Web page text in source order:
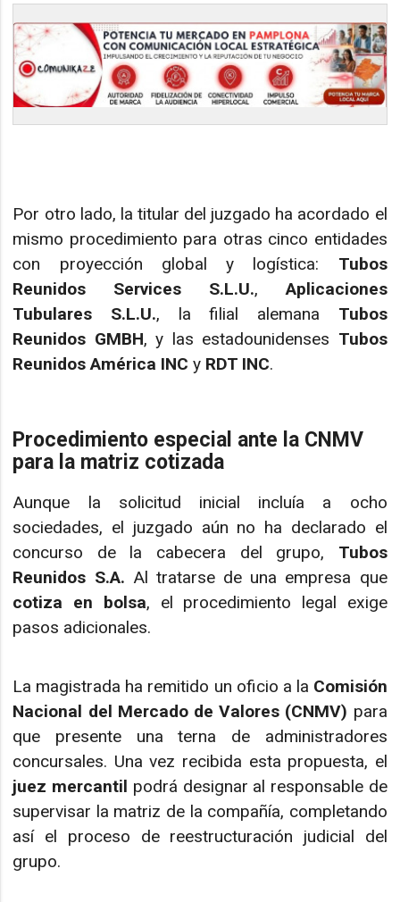
Por otro lado, la titular del juzgado ha acordado el
mismo procedimiento para otras cinco entidades
con proyección global y logística: Tubos
Reunidos Services S.L.U.,Aplicaciones
Tubulares S.L.U., la filial alemana Tubos
Reunidos GMBH, y las estadounidenses Tubos
Reunidos América INC y RDT INC.
Procedimiento especial ante la CNMV
para la matriz cotizada
Aunque la solicitud inicial incluía a ocho
sociedades, el juzgado aún no ha declarado el
concurso de la cabecera del grupo, Tubos
Reunidos S.A. Al tratarse de una empresa que
cotiza en bolsa, el procedimiento legal exige
pasos adicionales.
La magistrada ha remitido un oficio a la Comisión
Nacional del Mercado de Valores (CNMV) para
que presente una terna de administradores
concursales. Una vez recibida esta propuesta, el
juez mercantil podrá designar al responsable de
supervisar la matriz de la compañía, completando
así el proceso de reestructuración judicial del
grupo.